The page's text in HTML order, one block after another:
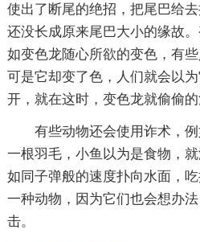
使出了断尾的绝招，把尾巴给
还没长成原来尾巴大小的缘故
如变色龙随心所欲的变色，有
可是它却变了色，人们就会以
开，就在这时，变色龙就偷偷的
有些动物还会使用诈术，
一根羽毛，小鱼以为是食物，
如同子弹般的速度扑向水面，
一种动物，因为它们也会想办
击。